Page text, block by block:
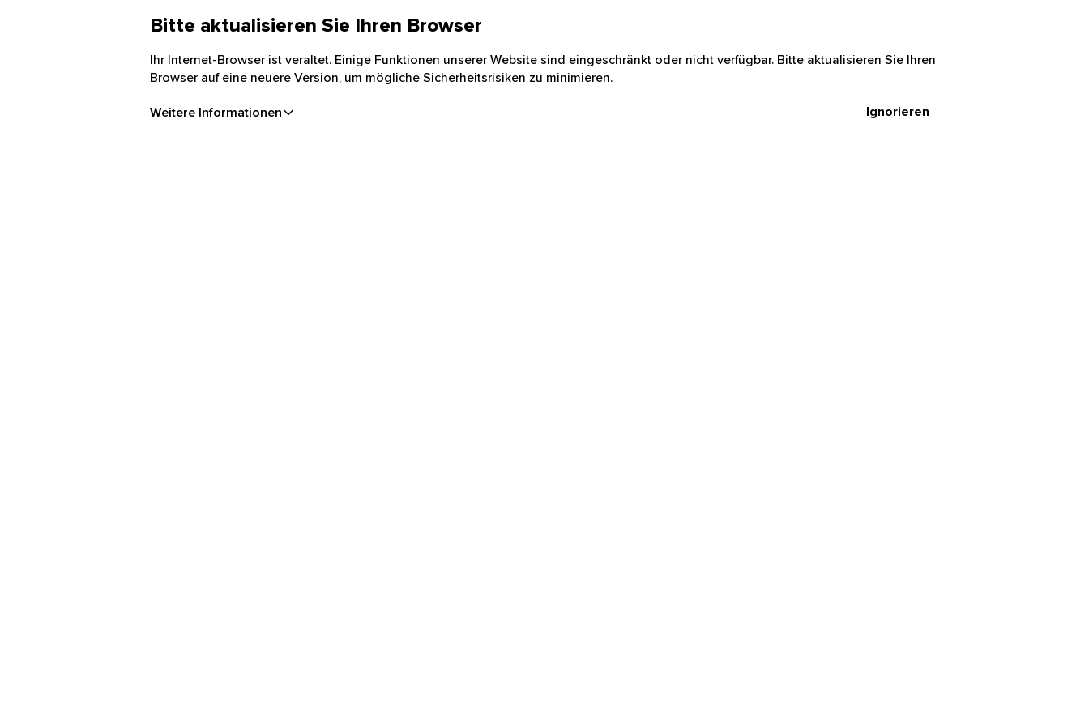
Bitte aktualisieren Sie Ihren Browser
Ihr Internet-Browser ist veraltet. Einige Funktionen unserer Website sind eingeschränkt oder nicht verfügbar. Bitte aktualisieren Sie Ihren
Browser auf eine neuere Version, um mögliche Sicherheitsrisiken zu minimieren.
Weitere Informationen Ignorieren